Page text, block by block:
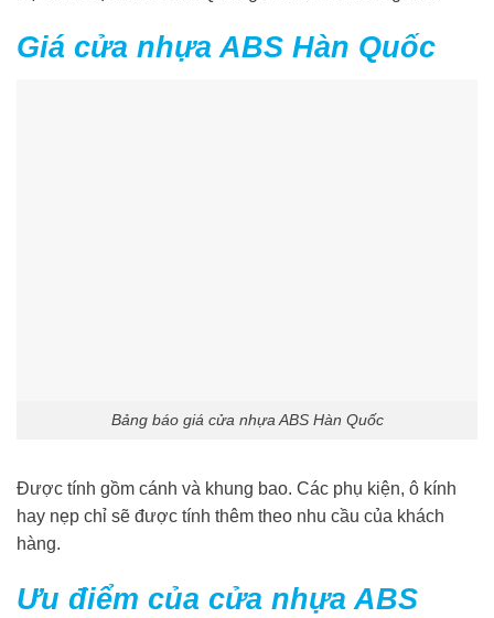
Giá cửa nhựa ABS Hàn Quốc
Bảng báo giá cửa nhựa ABS Hàn Quốc
Được tính gồm cánh và khung bao. Các phụ kiện, ô kính
hay nẹp chỉ sẽ được tính thêm theo nhu cầu của khách
hàng.
Ưu điểm của cửa nhựa ABS